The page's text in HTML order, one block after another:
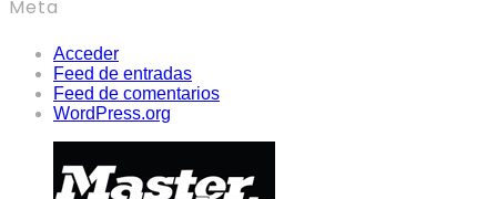
Meta
Acceder
Feed de entradas
Feed de comentarios
WordPress.org